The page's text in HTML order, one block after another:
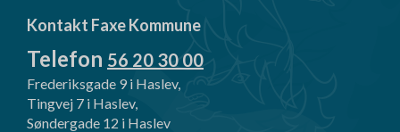
Kontakt Faxe Kommune
Telefon 56 20 30 00
Frederiksgade 9 i Haslev,
Tingvej 7 i Haslev,
Søndergade 12 i Haslev